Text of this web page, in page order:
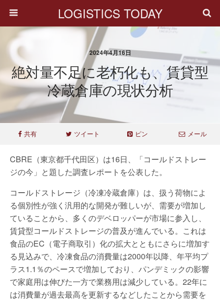
LOGISTICS TODAY
2024年4月16日
絶対量不足に老朽化も、賃貸型
冷蔵倉庫の現状分析
共有 ツイート ピン メール
CBRE（東京都千代田区）は16日、「コールドストレー
ジの今」と題した調査レポートを公表した。
コールドストレージ（冷凍冷蔵倉庫）は、扱う荷物によ
る個別性が強く汎用的な開発が難しいが、需要が増加し
ていることから、多くのデベロッパーが市場に参入し、
賃貸型コールドストレージの普及が進んでいる。これは
食品のEC（電子商取引）化の拡大とともにさらに増加す
る見込みで、冷凍食品の消費量は2000年以降、年平均プ
ラス1.1％のペースで増加しており、パンデミックの影響
で家庭用は伸びた一方で業務用は減少している。22年に
は消費量が過去最高を更新するなどしたことから需要を